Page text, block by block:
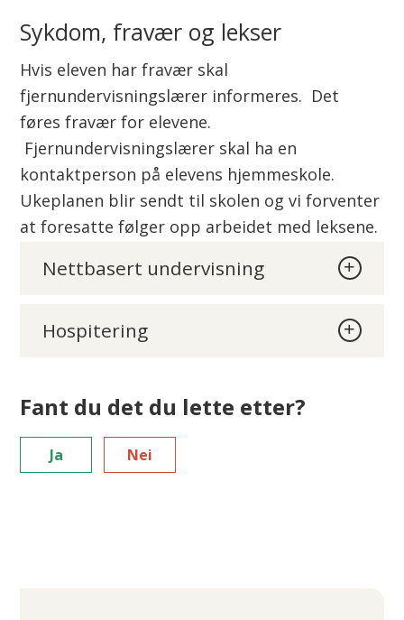
Sykdom, fravær og lekser
Hvis eleven har fravær skal
fjernundervisningslærer informeres. Det
føres fravær for elevene.
Fjernundervisningslærer skal ha en
kontaktperson på elevens hjemmeskole.
Ukeplanen blir sendt til skolen og vi forventer
at foresatte følger opp arbeidet med leksene.
Nettbasert undervisning
Hospitering
Fant du det du lette etter?
Ja Nei